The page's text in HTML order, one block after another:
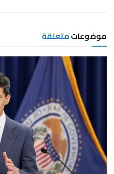
موضوعاتمتعلقة